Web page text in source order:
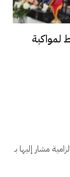
لمواكبة
مشار إليها بـ